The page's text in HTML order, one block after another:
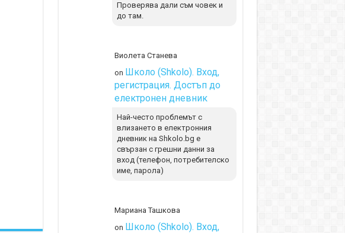
Проверява дали съм човек и
до там.
Виолета Станева
on Школо (Shkolo). Вход,
регистрация. Достъп до
електронен дневник
Най-често проблемът с
влизането в електронния
дневник на Shkolo.bg е
свързан с грешни данни за
вход (телефон, потребителско
име, парола)
Мариана Ташкова
on Школо (Shkolo). Вход,